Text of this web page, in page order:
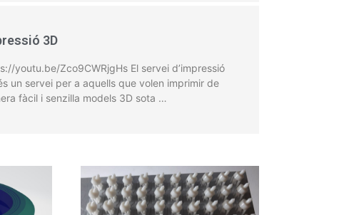
3D
youtu.be/Zco9CWRjgHs El servei d’impressió
un servei per a aquells que volen imprimir de
fàcil i senzilla models 3D sota …
Desenvolupament i